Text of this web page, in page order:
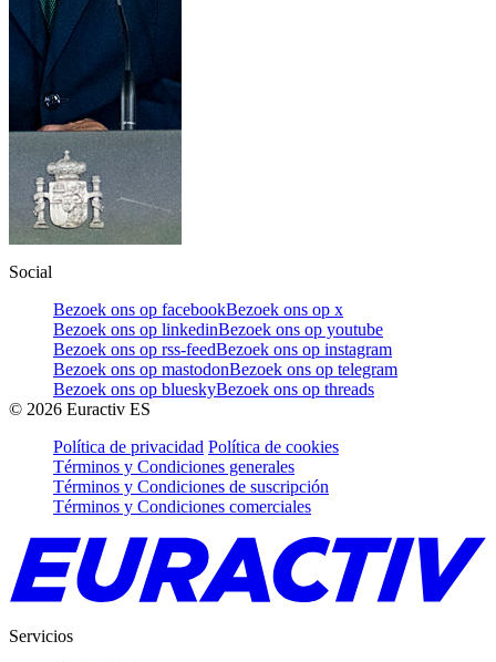
Social
Bezoek ons op facebookBezoek ons op x
Bezoek ons op linkedinBezoek ons op youtube
Bezoek ons op rss-feedBezoek ons op instagram
Bezoek ons op mastodonBezoek ons op telegram
Bezoek ons op blueskyBezoek ons op threads
© 2026 Euractiv ES
Política de privacidad Política de cookies
Términos y Condiciones generales
Términos y Condiciones de suscripción
Términos y Condiciones comerciales
Servicios